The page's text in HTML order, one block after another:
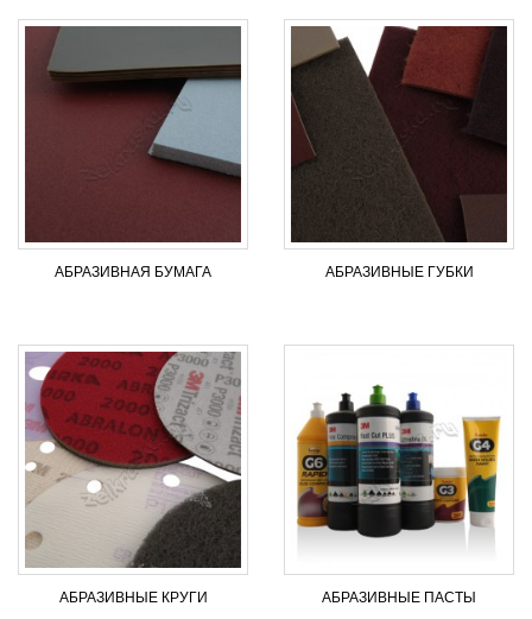
АБРАЗИВНАЯ БУМАГА АБРАЗИВНЫЕ ГУБКИ
АБРАЗИВНЫЕ КРУГИ АБРАЗИВНЫЕ ПАСТЫ